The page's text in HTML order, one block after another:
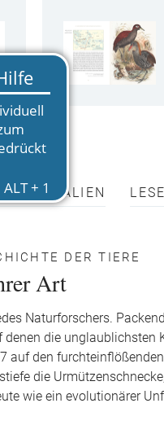
DER TIERE
Art
Naturforschers.
denen die
auf den
die
wie ein evolutionärer